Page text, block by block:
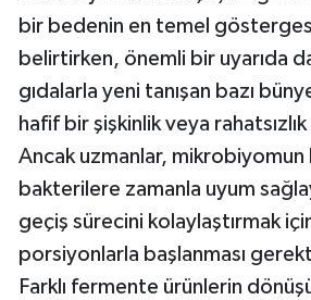
bir bedenin en temel
belirtirken, önemli bir uyarıda
gıdalarla yeni tanışan bazı
hafif bir şişkinlik veya
Ancak uzmanlar, mikrobiyomun
bakterilere zamanla uyum
geçiş sürecini kolaylaştırmak
porsiyonlarla başlanması
Farklı fermente ürünlerin